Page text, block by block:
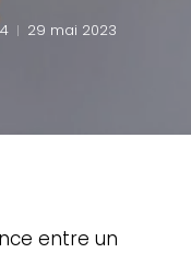
29 mai 2023
entre un